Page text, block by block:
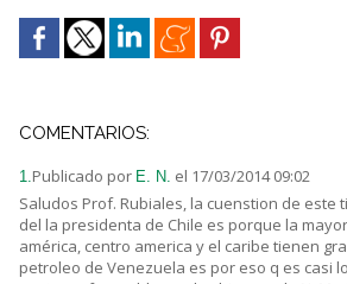
COMENTARIOS:
1.Publicado por E. N. el 17/03/2014 09:02
Saludos Prof. Rubiales, la cuenstion de este
del la presidenta de Chile es porque la
américa, centro america y el caribe tienen
petroleo de Venezuela es por eso q es casi